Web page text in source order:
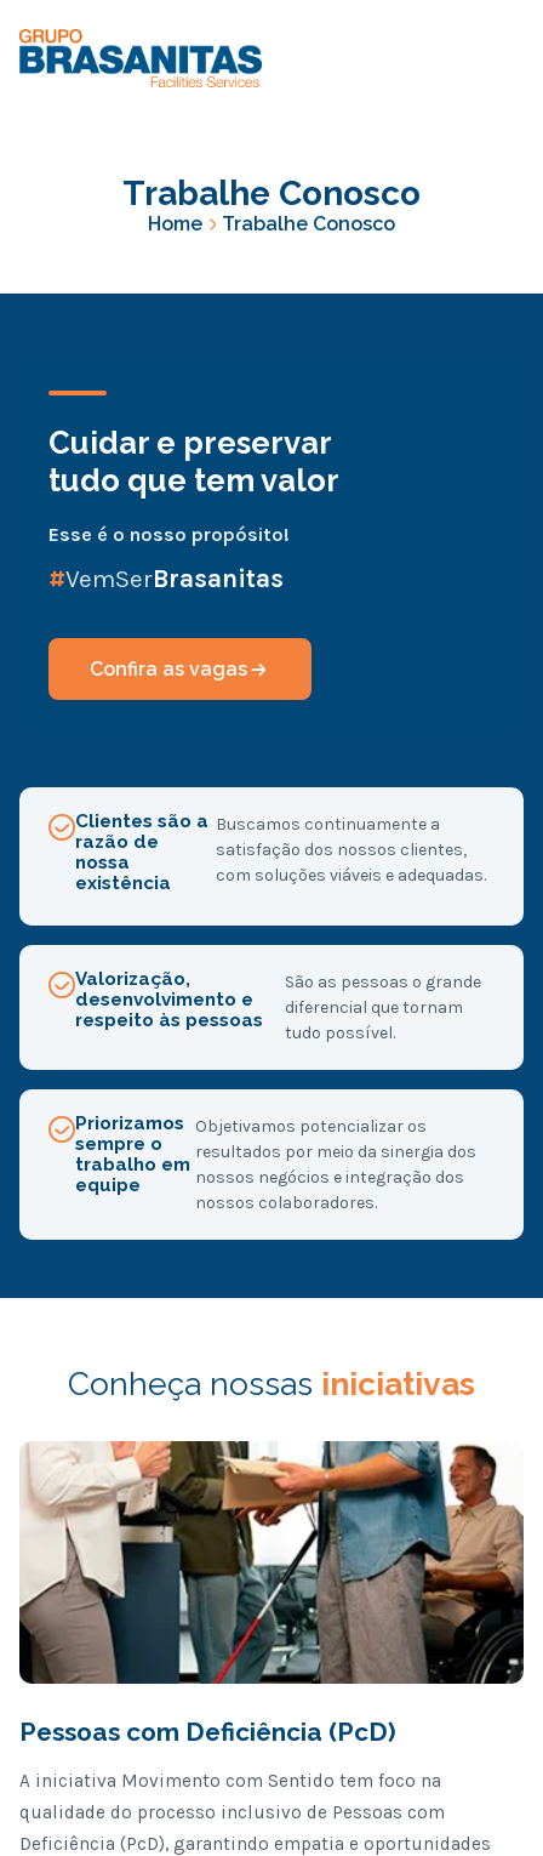
Trabalhe Conosco
Home Trabalhe Conosco
Cuidar e preservar
tudo que tem valor
Esse é o nosso propósito!
#VemSerBrasanitas
Confira as vagas
Clientes são a
razão de
nossa
existência
Buscamos continuamente a
satisfação dos nossos clientes,
com soluções viáveis e adequadas.
Valorização,
desenvolvimento e
respeito às pessoas
São as pessoas o grande
diferencial que tornam
tudo possível.
Priorizamos
sempre o
trabalho em
equipe
Objetivamos potencializar os
resultados por meio da sinergia dos
nossos negócios e integração dos
nossos colaboradores.
Conheça nossas iniciativas
Pessoas com Deficiência (PcD)
A iniciativa Movimento com Sentido tem foco na
qualidade do processo inclusivo de Pessoas com
Deficiência (PcD), garantindo empatia e oportunidades